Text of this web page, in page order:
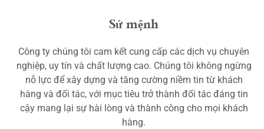
Sứ mệnh
Công ty chúng tôi cam kết cung cấp các dịch vụ chuyên
nghiệp, uy tín và chất lượng cao. Chúng tôi không ngừng
nỗ lực để xây dựng và tăng cường niềm tin từ khách
hàng và đối tác, với mục tiêu trở thành đối tác đáng tin
cậy mang lại sự hài lòng và thành công cho mọi khách
hàng.